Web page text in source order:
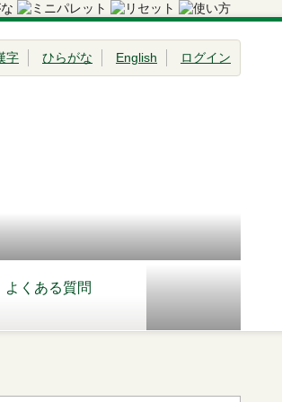
よくある質問
字 ひらがな English ログイン